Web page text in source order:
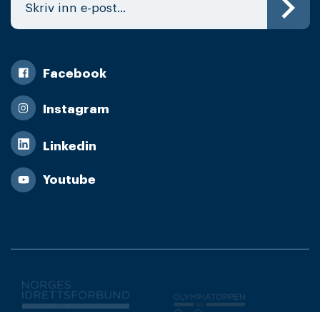
Facebook
Instagram
Linkedin
Youtube